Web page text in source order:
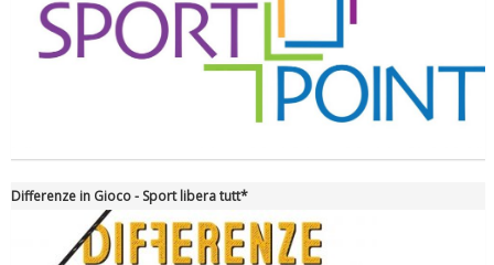
La formazione Uisp rallenta ma prosegue anche in estate
Differenze in Gioco - Sport libera tutt*